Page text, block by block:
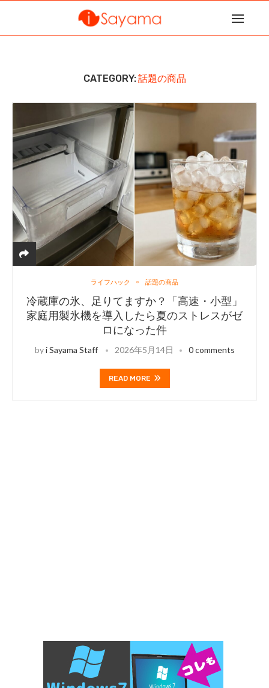
CATEGORY:話題の商品
ライフハック 話題の商品
冷蔵庫の氷、足りてますか？「高速・小型」
家庭用製氷機を導入したら夏のストレスがゼ
ロになった件
byi Sayama Staff 2026年5月14日 0 comments
READ MORE